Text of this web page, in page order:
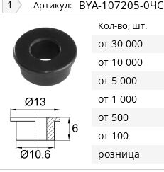
1 Артикул: BYA-107205-0ЧС
Кол-во, шт.
от 30 000
от 10 000
от 5 000
от 1 000
от 500
от 100
розница